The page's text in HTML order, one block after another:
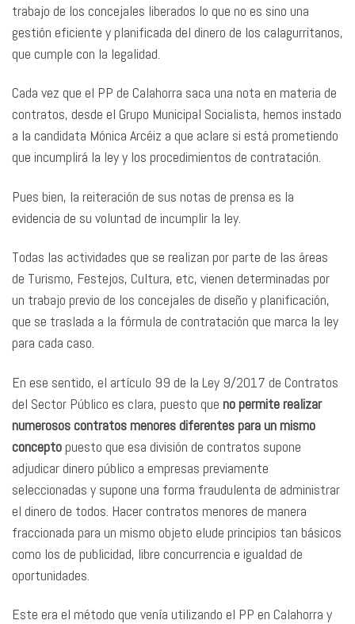
trabajo de los concejales liberados lo que no es sino una
gestión eficiente y planificada del dinero de los calagurritanos,
que cumple con la legalidad.
Cada vez que el PP de Calahorra saca una nota en materia de
contratos, desde el Grupo Municipal Socialista, hemos instado
a la candidata Mónica Arcéiz a que aclare si está prometiendo
que incumplirá la ley y los procedimientos de contratación.
Pues bien, la reiteración de sus notas de prensa es la
evidencia de su voluntad de incumplir la ley.
Todas las actividades que se realizan por parte de las áreas
de Turismo, Festejos, Cultura, etc, vienen determinadas por
un trabajo previo de los concejales de diseño y planificación,
que se traslada a la fórmula de contratación que marca la ley
para cada caso.
En ese sentido, el artículo 99 de la Ley 9/2017 de Contratos
del Sector Público es clara, puesto que no permite realizar
numerosos contratos menores diferentes para un mismo
conceptopuesto que esa división de contratos supone
adjudicar dinero público a empresas previamente
seleccionadas y supone una forma fraudulenta de administrar
el dinero de todos. Hacer contratos menores de manera
fraccionada para un mismo objeto elude principios tan básicos
como los de publicidad, libre concurrencia e igualdad de
oportunidades.
Este era el método que venía utilizando el PP en Calahorra y